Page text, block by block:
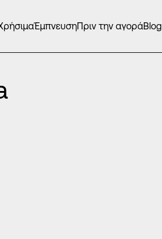
ΈμπνευσηΠριν την αγοράBlog